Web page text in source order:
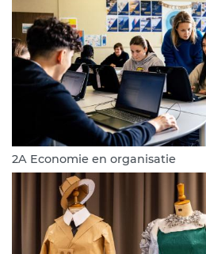
2A Economie en organisatie